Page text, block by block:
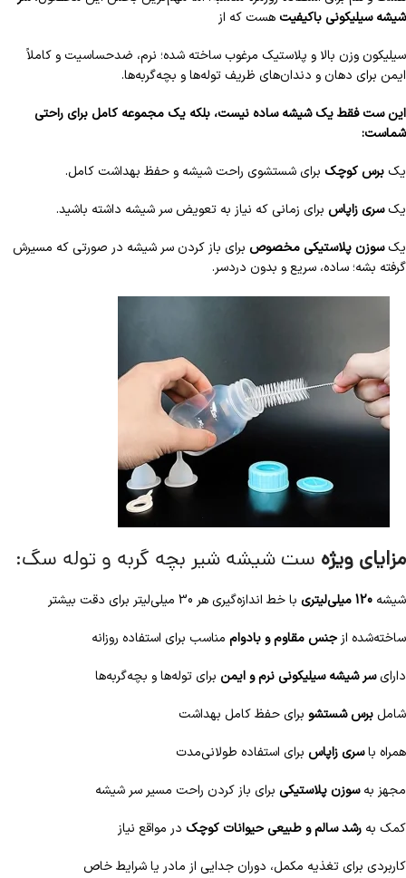
شیشه سیلیکونی باکیفیت هست که از
سیلیکون وزن بالا و پلاستیک مرغوب ساخته شده؛ نرم، ضدحساسیت و کاملاً
ایمن برای دهان و دندان‌های ظریف توله‌ها و بچه‌گربه‌ها.
این ست فقط یک شیشه ساده نیست، بلکه یک مجموعه کامل برای راحتی
شماست:
یک برس کوچک برای شستشوی راحت شیشه و حفظ بهداشت کامل.
یکسری زاپاس برای زمانی که نیاز به تعویض سر شیشه داشته باشید.
یکسوزن پلاستیکی مخصوص برای باز کردن سر شیشه در صورتی که مسیرش
گرفته بشه؛ ساده، سریع و بدون دردسر.
مزایای ویژه ست شیشه شیر بچه گربه و توله سگ:
شیشه 120 میلی‌لیتری
با خط اندازه‌گیری هر 30 میلی‌لیتر برای دقت بیشتر
ساخته‌شده ازجنس مقاوم و بادوام مناسب برای استفاده روزانه
دارایسر شیشه سیلیکونی نرم و ایمن برای توله‌ها و بچه‌گربه‌ها
شامل برس شستشو برای حفظ کامل بهداشت
همراه باسری زاپاس برای استفاده طولانی‌مدت
مجهز بهسوزن پلاستیکی برای باز کردن راحت مسیر سر شیشه
کمک به رشد سالم و طبیعی حیوانات کوچک در مواقع نیاز
کاربردی برای تغذیه مکمل، دوران جدایی از مادر یا شرایط خاص